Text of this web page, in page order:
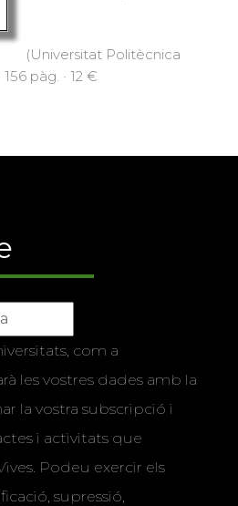
(Universitat Politècnica
pàg. · 12 €
com a
les vostres dades amb la
la vostra subscripció i
i activitats que
Podeu exercir els
supressió,